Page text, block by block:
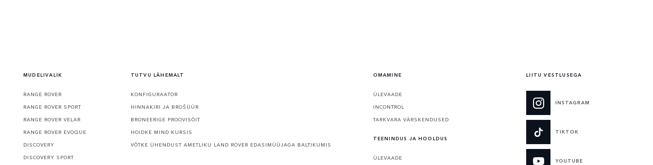
MUDELIVALIK
RANGE ROVER
RANGE ROVER SPORT
RANGE ROVER VELAR
RANGE ROVER EVOQUE
DISCOVERY
DISCOVERY SPORT
TUTVU LÄHEMALT
KONFIGURAATOR
HINNAKIRI JA BROŠÜÜR
BRONEERIGE PROOVISÕIT
HOIDKE MIND KURSIS
VÕTKE ÜHENDUST AMETLIKU LAND ROVER EDASIMÜÜJAGA BALTIKUMIS
OMAMINE
ÜLEVAADE
INCONTROL
TARKVARA VÄRSKENDUSED
TEENINDUS JA HOOLDUS
ÜLEVAADE
LIITU VESTLUSEGA
INSTAGRAM
TIKTOK
YOUTUBE